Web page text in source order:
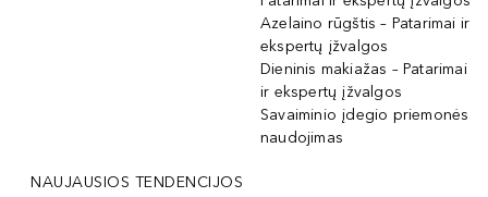
Azelaino rūgštis – Patarimai ir
ekspertų įžvalgos
Dieninis makiažas – Patarimai
ir ekspertų įžvalgos
Savaiminio įdegio priemonės
naudojimas
NAUJAUSIOS TENDENCIJOS